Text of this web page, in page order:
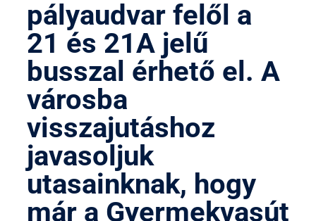
pályaudvar felől a
21 és 21A jelű
busszal érhető el. A
városba
visszajutáshoz
javasoljuk
utasainknak, hogy
már a Gyermekvasút